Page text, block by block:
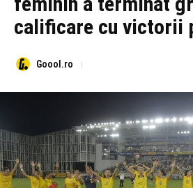
calificare cu victorii
Goool.ro